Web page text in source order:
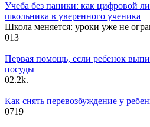
Учеба без паники: как цифровой
школьника в уверенного ученика
Школа меняется: уроки уже не
013
Первая помощь, если ребенок
посуды
02.2k.
Как снять перевозбуждение у
0719